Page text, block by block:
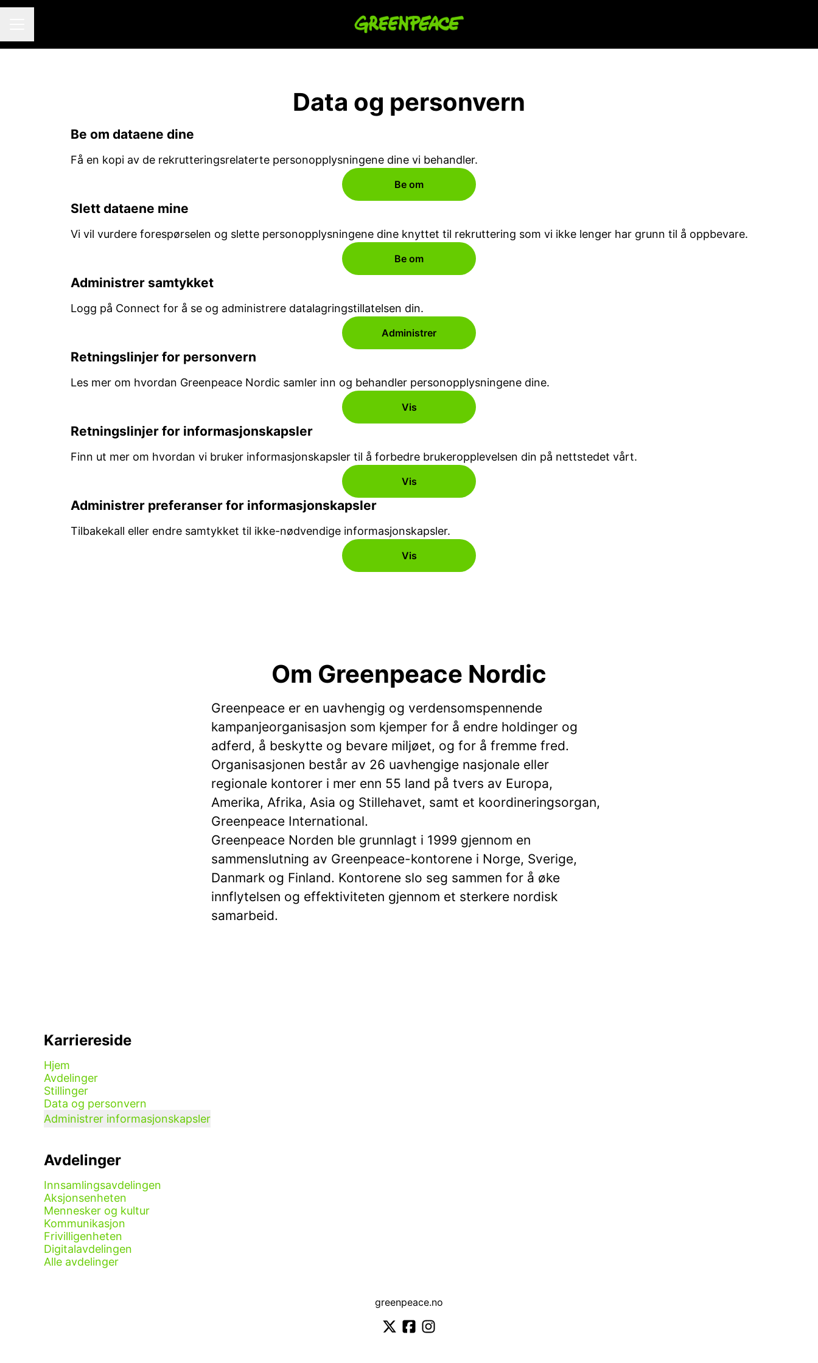
Data og personvern
Be om dataene dine
Få en kopi av de rekrutteringsrelaterte personopplysningene dine vi behandler.
Be om
Slett dataene mine
Vi vil vurdere forespørselen og slette personopplysningene dine knyttet til rekruttering som vi ikke lenger har grunn til å oppbevare.
Be om
Administrer samtykket
Logg på Connect for å se og administrere datalagringstillatelsen din.
Administrer
Retningslinjer for personvern
Les mer om hvordan Greenpeace Nordic samler inn og behandler personopplysningene dine.
Vis
Retningslinjer for informasjonskapsler
Finn ut mer om hvordan vi bruker informasjonskapsler til å forbedre brukeropplevelsen din på nettstedet vårt.
Vis
Administrer preferanser for informasjonskapsler
Tilbakekall eller endre samtykket til ikke-nødvendige informasjonskapsler.
Vis
Om Greenpeace Nordic
Greenpeace er en uavhengig og verdensomspennende
kampanjeorganisasjon som kjemper for å endre holdinger og
adferd, å beskytte og bevare miljøet, og for å fremme fred.
Organisasjonen består av 26 uavhengige nasjonale eller
regionale kontorer i mer enn 55 land på tvers av Europa,
Amerika, Afrika, Asia og Stillehavet, samt et koordineringsorgan,
Greenpeace International.
Greenpeace Norden ble grunnlagt i 1999 gjennom en
sammenslutning av Greenpeace-kontorene i Norge, Sverige,
Danmark og Finland. Kontorene slo seg sammen for å øke
innflytelsen og effektiviteten gjennom et sterkere nordisk
samarbeid.
Karriereside
Hjem
Avdelinger
Stillinger
Data og personvern
Administrer informasjonskapsler
Avdelinger
Innsamlingsavdelingen
Aksjonsenheten
Mennesker og kultur
Kommunikasjon
Frivilligenheten
Digitalavdelingen
Alle avdelinger
greenpeace.no